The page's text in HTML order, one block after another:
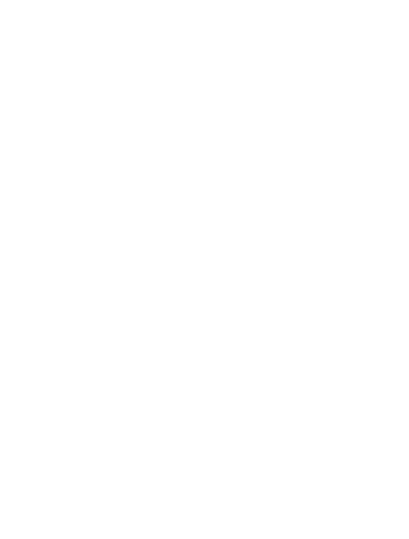
社の共同利用者
とをご了承くだ
はありません。
品に未対応品が
年1月12日よ